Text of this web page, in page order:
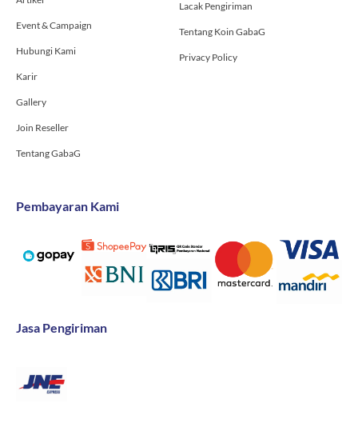
Event & Campaign
Hubungi Kami
Karir
Gallery
Join Reseller
Tentang GabaG
Lacak Pengiriman
Tentang Koin GabaG
Privacy Policy
Pembayaran Kami
Jasa Pengiriman